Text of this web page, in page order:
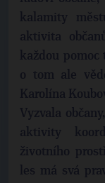
kalamity
aktivita
každou
o tom ale
Karolína
Vyzvala
aktivity
životního
les má svá